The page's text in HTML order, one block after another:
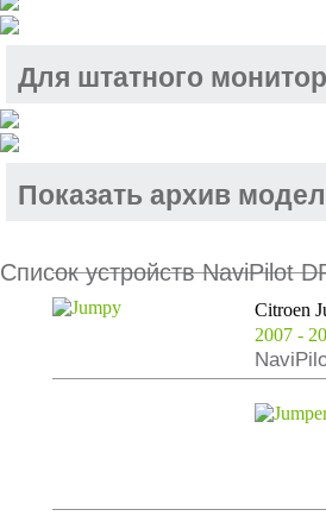
Для штатного
Показать архив
Список устройств NaviPilot
Citroen
2007 -